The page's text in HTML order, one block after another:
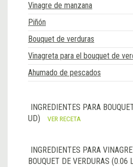
Vinagre de manzana
Piñón
Bouquet de verduras
Vinagreta para el bouquet de
Ahumado de pescados
INGREDIENTES PARA
UD)
VER RECETA
INGREDIENTES PARA
BOUQUET DE VERDURAS (0.06